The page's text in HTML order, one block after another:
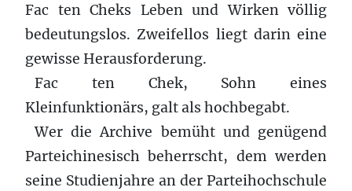
Fac ten Cheks Leben und Wirken völlig
bedeutungslos. Zweifellos liegt darin eine
gewisse Herausforderung.
Fac ten Chek, Sohn eines
Kleinfunktionärs, galt als hochbegabt.
Wer die Archive bemüht und genügend
Parteichinesisch beherrscht, dem werden
seine Studienjahre an der Parteihochschule